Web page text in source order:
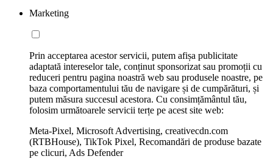
Marketing
Prin acceptarea acestor servicii, putem afișa publicitate
adaptată intereselor tale, conținut sponsorizat sau promoții cu
reduceri pentru pagina noastră web sau produsele noastre, pe
baza comportamentului tău de navigare și de cumpărături, și
putem măsura succesul acestora. Cu consimțământul tău,
folosim următoarele servicii terțe pe acest site web:
Meta-Pixel, Microsoft Advertising, creativecdn.com
(RTBHouse), TikTok Pixel, Recomandări de produse bazate
pe clicuri, Ads Defender